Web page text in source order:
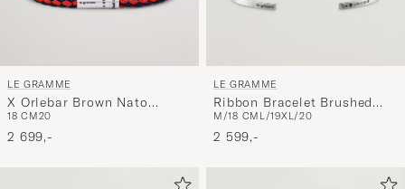
LE GRAMME
X Orlebar Brown Nato
Bracelet Navy/Red
18 CM20
2 699,-
LE GRAMME
Ribbon Bracelet Brushed
Sterling Silver 7g
M/18 CM L/19XL/20
2 599,-